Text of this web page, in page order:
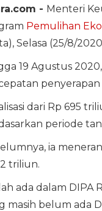
- Menteri
Pemulihan
Selasa (25/8/
19 Agustus
dari Rp 695
periode
ia
triliun.
ada dalam DIPA
masih belum ada